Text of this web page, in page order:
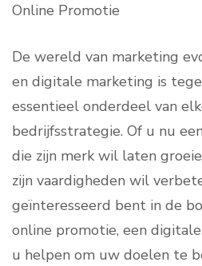
Online Promotie
De wereld van marketing
en digitale marketing is
essentieel onderdeel van
bedrijfsstrategie. Of u nu
die zijn merk wil laten
zijn vaardigheden wil
geïnteresseerd bent in de
online promotie, een
u helpen om uw doelen te